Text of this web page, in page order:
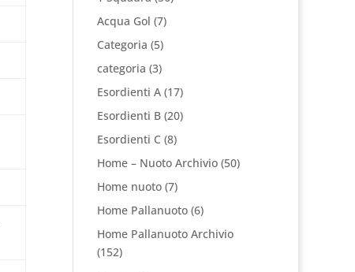
Acqua Gol (7)
Categoria (5)
categoria (3)
Esordienti A(17)
Esordienti B(20)
Esordienti C (8)
Home – Nuoto Archivio(50)
Home nuoto(7)
Home Pallanuoto(6)
Home Pallanuoto Archivio
(152)